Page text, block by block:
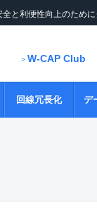
全と利便性向上のため
> W-CAP Club
回線冗長化 デ